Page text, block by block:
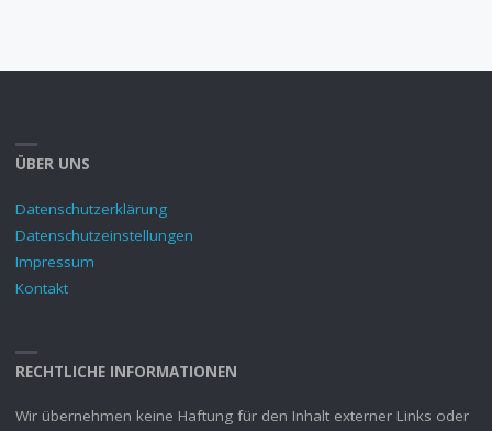
ÜBER UNS
Datenschutzerklärung
Datenschutzeinstellungen
Impressum
Kontakt
RECHTLICHE INFORMATIONEN
Wir übernehmen keine Haftung für den Inhalt externer Links oder